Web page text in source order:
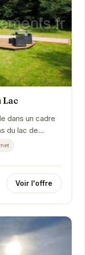
Lac
dans un cadre
du lac de
de...
Voir l'offre